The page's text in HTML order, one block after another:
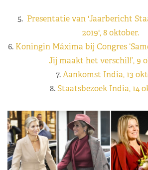
5. Presentatie van 'Jaarbericht
2019', 8 oktober.
6. Koningin Máxima bij Congres
Jij maakt het verschil!’, 9
7.Aankomst India, 13
8. Staatsbezoek India, 14